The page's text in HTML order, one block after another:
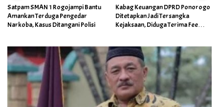
Satpam SMAN 1 Rogojampi Bantu
Amankan Terduga Pengedar
Narkoba, Kasus Ditangani Polisi
Kabag Keuangan DPRD Ponorogo
Ditetapkan Jadi Tersangka
Kejaksaan, Diduga Terima Fee